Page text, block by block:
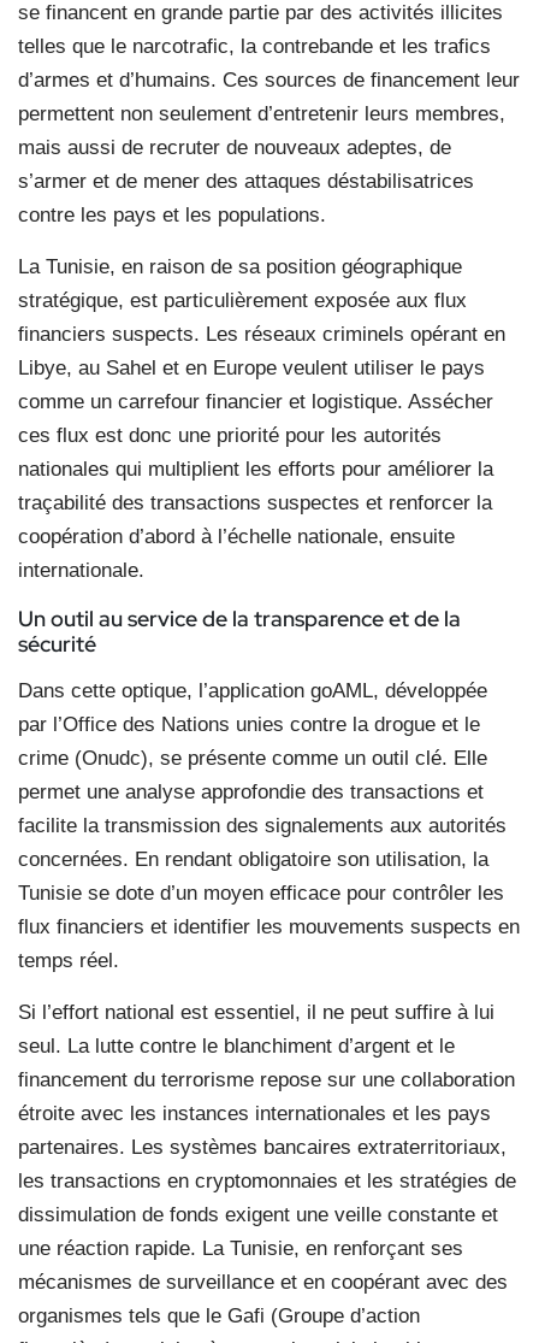
se financent en grande partie par des activités illicites
telles que le narcotrafic, la contrebande et les trafics
d’armes et d’humains. Ces sources de financement leur
permettent non seulement d’entretenir leurs membres,
mais aussi de recruter de nouveaux adeptes, de
s’armer et de mener des attaques déstabilisatrices
contre les pays et les populations.
La Tunisie, en raison de sa position géographique
stratégique, est particulièrement exposée aux flux
financiers suspects. Les réseaux criminels opérant en
Libye, au Sahel et en Europe veulent utiliser le pays
comme un carrefour financier et logistique. Assécher
ces flux est donc une priorité pour les autorités
nationales qui multiplient les efforts pour améliorer la
traçabilité des transactions suspectes et renforcer la
coopération d’abord à l’échelle nationale, ensuite
internationale.
Un outil au service de la transparence et de la
sécurité
Dans cette optique, l’application goAML, développée
par l’Office des Nations unies contre la drogue et le
crime (Onudc), se présente comme un outil clé. Elle
permet une analyse approfondie des transactions et
facilite la transmission des signalements aux autorités
concernées. En rendant obligatoire son utilisation, la
Tunisie se dote d’un moyen efficace pour contrôler les
flux financiers et identifier les mouvements suspects en
temps réel.
Si l’effort national est essentiel, il ne peut suffire à lui
seul. La lutte contre le blanchiment d’argent et le
financement du terrorisme repose sur une collaboration
étroite avec les instances internationales et les pays
partenaires. Les systèmes bancaires extraterritoriaux,
les transactions en cryptomonnaies et les stratégies de
dissimulation de fonds exigent une veille constante et
une réaction rapide. La Tunisie, en renforçant ses
mécanismes de surveillance et en coopérant avec des
organismes tels que le Gafi (Groupe d’action